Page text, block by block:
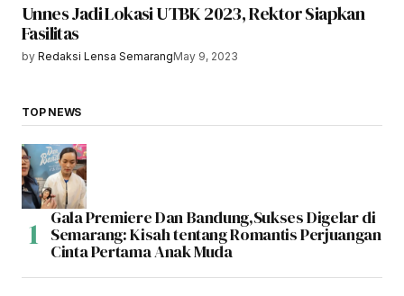
Unnes Jadi Lokasi UTBK 2023, Rektor Siapkan
Fasilitas
by Redaksi Lensa SemarangMay 9, 2023
TOP NEWS
Gala Premiere Dan Bandung,Sukses Digelar di
Semarang: Kisah tentang Romantis Perjuangan
Cinta Pertama Anak Muda